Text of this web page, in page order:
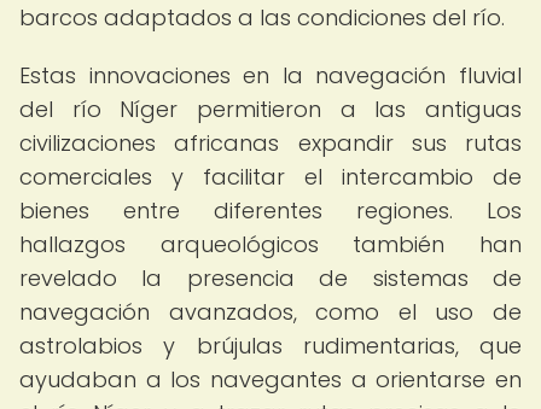
barcos adaptados a las condiciones del río.
Estas innovaciones en la navegación fluvial
del río Níger permitieron a las antiguas
civilizaciones africanas expandir sus rutas
comerciales y facilitar el intercambio de
bienes entre diferentes regiones. Los
hallazgos arqueológicos también han
revelado la presencia de sistemas de
navegación avanzados, como el uso de
astrolabios y brújulas rudimentarias, que
ayudaban a los navegantes a orientarse en